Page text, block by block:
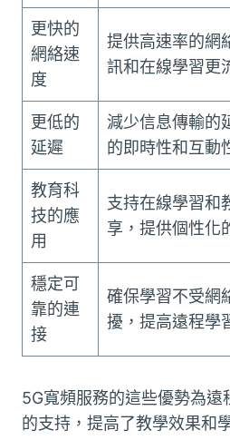
更快的
網絡速
度
提供高速率的網
訊和在線學習更
更低的
延遲
減少信息傳輸的
的即時性和互動
教育科
技的應
用
支持在線學習和
享，提供個性化
穩定可
靠的連
接
確保學習不受網
擾，提高遠程學
5G寬頻服務的這些優勢為遠
的支持，提高了教學效果和